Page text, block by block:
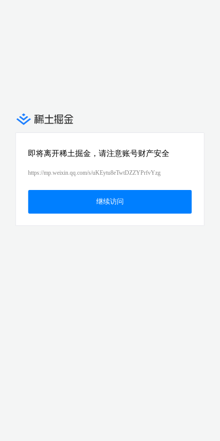
即将离开稀土掘金，请注意账号财产安全
https://mp.weixin.qq.com/s/uKEytu8eTwtDZZYPrfvYzg
继续访问